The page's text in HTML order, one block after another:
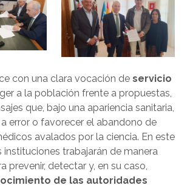
con una clara vocación de servicio
a la población frente a propuestas,
que, bajo una apariencia sanitaria,
error o favorecer el abandono de
avalados por la ciencia. En este
instituciones trabajarán de manera
prevenir, detectar y, en su caso,
de las autoridades